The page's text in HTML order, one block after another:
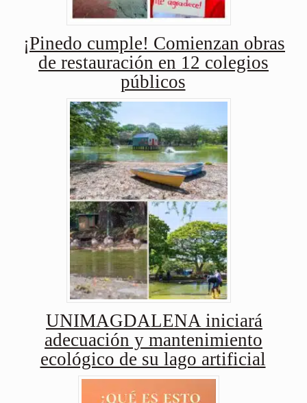
¡Pinedo cumple! Comienzan obras
de restauración en 12 colegios
públicos
UNIMAGDALENA iniciará
adecuación y mantenimiento
ecológico de su lago artificial